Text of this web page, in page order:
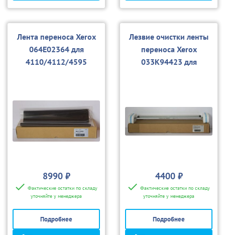
Лента переноса Xerox
064E02364 для
4110/4112/4595
8990 ₽
Фактические остатки по складу
уточняйте у менеджера
Подробнее
Лезвие очистки ленты
переноса Xerox
033K94423 для
4400 ₽
Фактические остатки по складу
уточняйте у менеджера
Подробнее